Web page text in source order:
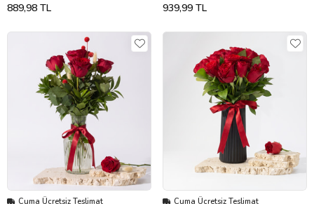
889,98 TL 939,99 TL
Cuma Ücretsiz Teslimat Cuma Ücretsiz Teslimat